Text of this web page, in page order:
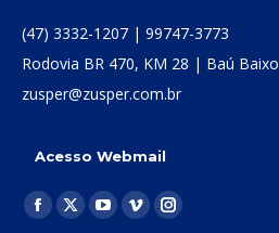
(47) 3332-1207 | 99747-3773
Rodovia BR 470, KM 28 | Baú
zusper@zusper.com.br
Acesso Webmail
Encontre-nos em:
Facebook
X YouTube
VimeoInstagram